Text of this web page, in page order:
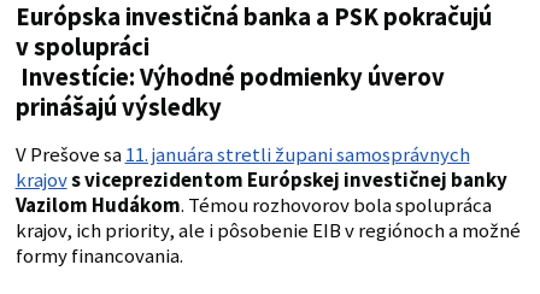
Európska investičná banka a PSK pokračujú
v spolupráci
Investície: Výhodné podmienky úverov
prinášajú výsledky
V Prešove sa11. januára stretli župani samosprávnych
krajovs viceprezidentom Európskej investičnej banky
Vazilom Hudákom. Témou rozhovorov bola spolupráca
krajov, ich priority, ale i pôsobenie EIB v regiónoch a možné
formy financovania.